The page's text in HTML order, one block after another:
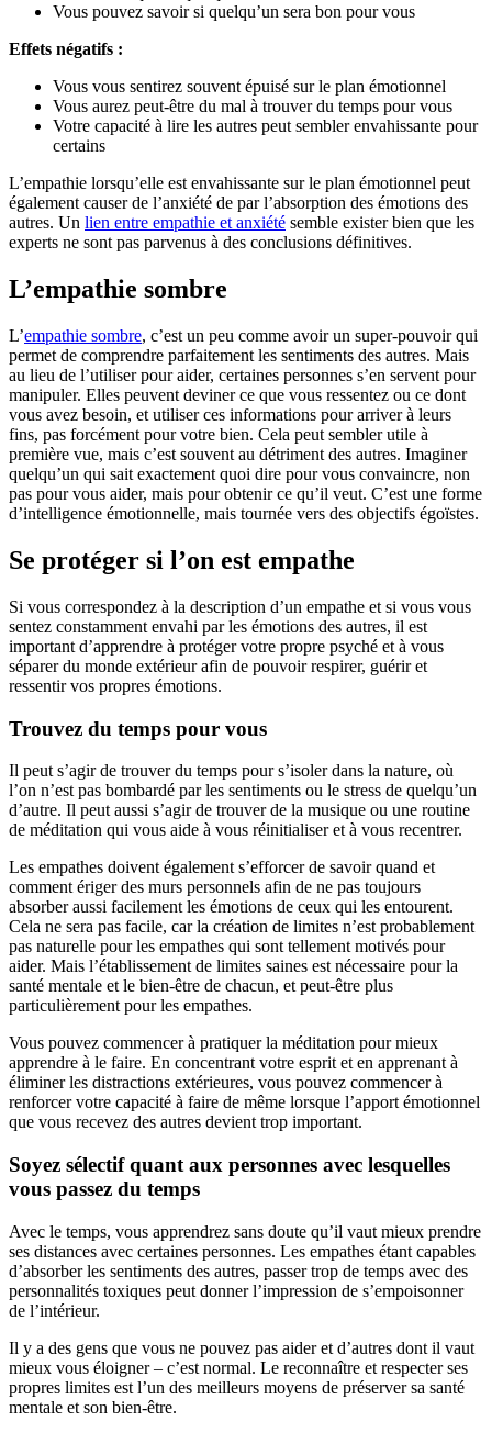
Vous pouvez savoir si quelqu’un sera bon pour vous
Effets négatifs :
Vous vous sentirez souvent épuisé sur le plan émotionnel
Vous aurez peut-être du mal à trouver du temps pour vous
Votre capacité à lire les autres peut sembler envahissante pour
certains
L’empathie lorsqu’elle est envahissante sur le plan émotionnel peut
également causer de l’anxiété de par l’absorption des émotions des
autres. Un lien entre empathie et anxiété semble exister bien que les
experts ne sont pas parvenus à des conclusions définitives.
L’empathie sombre
L’empathie sombre, c’est un peu comme avoir un super-pouvoir qui
permet de comprendre parfaitement les sentiments des autres. Mais
au lieu de l’utiliser pour aider, certaines personnes s’en servent pour
manipuler. Elles peuvent deviner ce que vous ressentez ou ce dont
vous avez besoin, et utiliser ces informations pour arriver à leurs
fins, pas forcément pour votre bien. Cela peut sembler utile à
première vue, mais c’est souvent au détriment des autres. Imaginer
quelqu’un qui sait exactement quoi dire pour vous convaincre, non
pas pour vous aider, mais pour obtenir ce qu’il veut. C’est une forme
d’intelligence émotionnelle, mais tournée vers des objectifs égoïstes.
Se protéger si l’on est empathe
Si vous correspondez à la description d’un empathe et si vous vous
sentez constamment envahi par les émotions des autres, il est
important d’apprendre à protéger votre propre psyché et à vous
séparer du monde extérieur afin de pouvoir respirer, guérir et
ressentir vos propres émotions.
Trouvez du temps pour vous
Il peut s’agir de trouver du temps pour s’isoler dans la nature, où
l’on n’est pas bombardé par les sentiments ou le stress de quelqu’un
d’autre. Il peut aussi s’agir de trouver de la musique ou une routine
de méditation qui vous aide à vous réinitialiser et à vous recentrer.
Les empathes doivent également s’efforcer de savoir quand et
comment ériger des murs personnels afin de ne pas toujours
absorber aussi facilement les émotions de ceux qui les entourent.
Cela ne sera pas facile, car la création de limites n’est probablement
pas naturelle pour les empathes qui sont tellement motivés pour
aider. Mais l’établissement de limites saines est nécessaire pour la
santé mentale et le bien-être de chacun, et peut-être plus
particulièrement pour les empathes.
Vous pouvez commencer à pratiquer la méditation pour mieux
apprendre à le faire. En concentrant votre esprit et en apprenant à
éliminer les distractions extérieures, vous pouvez commencer à
renforcer votre capacité à faire de même lorsque l’apport émotionnel
que vous recevez des autres devient trop important.
Soyez sélectif quant aux personnes avec lesquelles
vous passez du temps
Avec le temps, vous apprendrez sans doute qu’il vaut mieux prendre
ses distances avec certaines personnes. Les empathes étant capables
d’absorber les sentiments des autres, passer trop de temps avec des
personnalités toxiques peut donner l’impression de s’empoisonner
de l’intérieur.
Il y a des gens que vous ne pouvez pas aider et d’autres dont il vaut
mieux vous éloigner – c’est normal. Le reconnaître et respecter ses
propres limites est l’un des meilleurs moyens de préserver sa santé
mentale et son bien-être.